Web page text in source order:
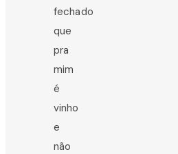
fechado
que
pra
mim
é
vinho
e
não